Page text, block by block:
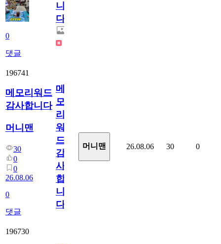
0
댓글
니
다.
196741
메모리워드
감사합니다
머니맨
30
0
0
26.08.06
0
댓글
메
모
리
워
드
감
사
합
니
다
머니맨 26.08.06 30 0
196730